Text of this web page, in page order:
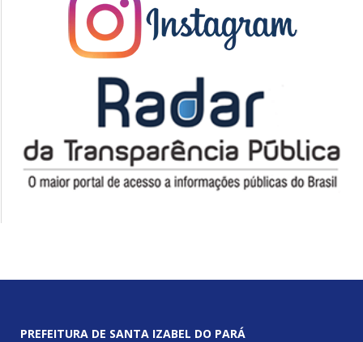
PREFEITURA DE SANTA IZABEL DO PARÁ